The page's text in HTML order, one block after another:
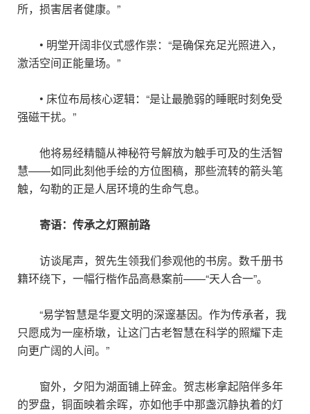
所，损害居者健康。”
• 明堂开阔非仪式感作祟：“是确保充足光照进入，
激活空间正能量场。”
• 床位布局核心逻辑：“是让最脆弱的睡眠时刻免受
强磁干扰。”
他将易经精髓从神秘符号解放为触手可及的生活智
慧——如同此刻他手绘的方位图稿，那些流转的箭头笔
触，勾勒的正是人居环境的生命气息。
寄语：传承之灯照前路
访谈尾声，贺先生领我们参观他的书房。数千册书
籍环绕下，一幅行楷作品高悬案前——“天人合一”。
“易学智慧是华夏文明的深邃基因。作为传承者，我
只愿成为一座桥墩，让这门古老智慧在科学的照耀下走
向更广阔的人间。”
窗外，夕阳为湖面铺上碎金。贺志彬拿起陪伴多年
的罗盘，铜面映着余晖，亦如他手中那盏沉静执着的灯